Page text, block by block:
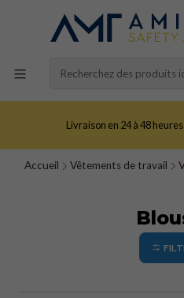
Livraison en 24 à 48
Accueil Vêtements de travail